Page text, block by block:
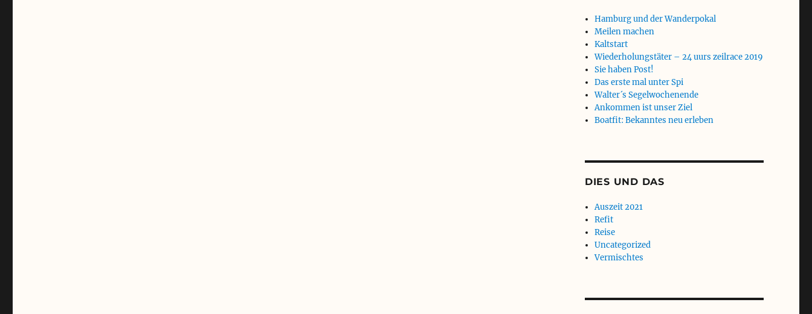
Hamburg und der Wanderpokal
Meilen machen
Kaltstart
Wiederholungstäter – 24 uurs zeilrace 2019
Sie haben Post!
Das erste mal unter Spi
Walter´s Segelwochenende
Ankommen ist unser Ziel
Boatfit: Bekanntes neu erleben
DIES UND DAS
Auszeit 2021
Refit
Reise
Uncategorized
Vermischtes